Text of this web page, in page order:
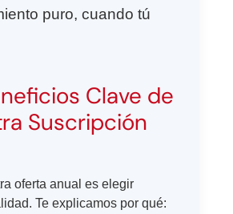
puro, cuando tú
Clave de
Suscripción
oferta anual es elegir
Te explicamos por qué: